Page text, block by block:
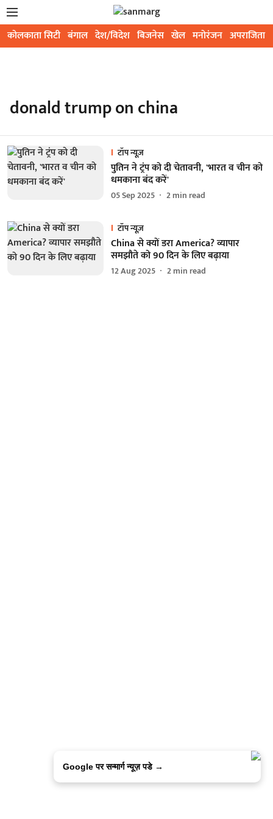
कोलकाता सिटी बंगाल देश/विदेश बिजनेस खेल मनोरंजन अपराजिता
donald trump on china
टॉप न्यूज़
पुतिन ने ट्रंप को दी चेतावनी, 'भारत व चीन को
धमकाना बंद करें'
05 Sep 2025 2min read
टॉप न्यूज़
China से क्यों डरा America? व्यापार
समझौते को 90 दिन के लिए बढ़ाया
12 Aug 2025 2min read
Google पर सन्मार्ग न्यूज़ पडे →